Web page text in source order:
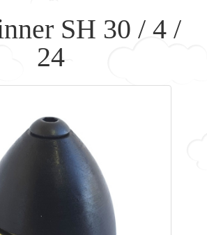
SH 30 / 4 /
24